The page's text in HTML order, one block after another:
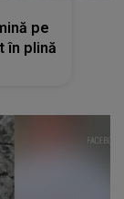
pe
în plină